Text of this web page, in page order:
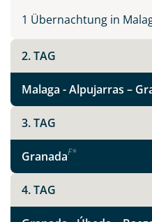
Teile diese Reise
1 Übernachtung in
2. TAG
Malaga - Alpujarras –
3. TAG
GranadaF*
4. TAG